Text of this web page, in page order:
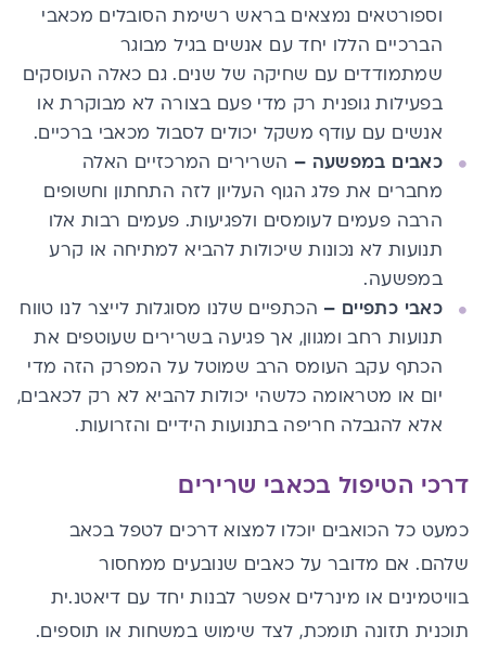
וספורטאים נמצאים בראש רשימת הסובלים מכאבי
הברכיים הללו יחד עם אנשים בגיל מבוגר
שמתמודדים עם שחיקה של שנים. גם כאלה העוסקים
בפעילות גופנית רק מדי פעם בצורה לא מבוקרת או
אנשים עם עודף משקל יכולים לסבול מכאבי ברכיים.
כאבים במפשעה – השרירים המרכזיים האלה
מחברים את פלג הגוף העליון לזה התחתון וחשופים
הרבה פעמים לעומסים ולפגיעות. פעמים רבות אלו
תנועות לא נכונות שיכולות להביא למתיחה או קרע
במפשעה.
כאבי כתפיים – הכתפיים שלנו מסוגלות לייצר לנו טווח
תנועות רחב ומגוון, אך פגיעה בשרירים שעוטפים את
הכתף עקב העומס הרב שמוטל על המפרק הזה מדי
יום או מטראומה כלשהי יכולות להביא לא רק לכאבים,
אלא להגבלה חריפה בתנועות הידיים והזרועות.
דרכי הטיפול בכאבי שרירים
כמעט כל הכואבים יוכלו למצוא דרכים לטפל בכאב
שלהם. אם מדובר על כאבים שנובעים ממחסור
בוויטמינים או מינרלים אפשר לבנות יחד עם דיאטנ.ית
תוכנית תזונה תומכת, לצד שימוש במשחות או תוספים.